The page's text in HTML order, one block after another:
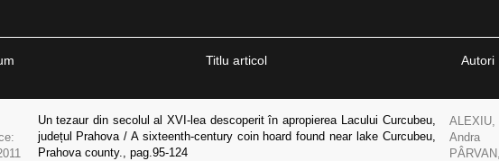
Titlu articol Autori
Un tezaur din secolul al XVI-lea descoperit în apropierea Lacului Curcubeu,
județul Prahova / A sixteenth-century coin hoard found near lake Curcubeu,
Prahova county., pag.95-124
ALEXIU,
Andra
PÂRVAN,